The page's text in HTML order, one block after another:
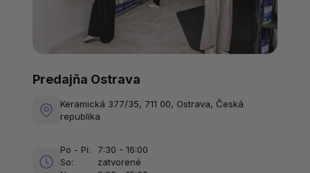
Predajňa Ostrava
Keramická 377/35, 711 00, Ostrava, Česká
republika
Po - Pi:
7:30 - 16:00
So:
zatvorené